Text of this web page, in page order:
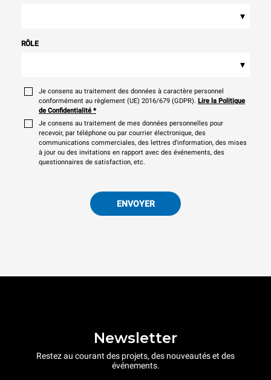
▾
RÔLE
▾
Je consens au traitement des données à caractère personnel
conformément au règlement (UE) 2016/679 (GDPR). Lire la Politique
de Confidentialité *
Je consens au traitement de mes données personnelles pour
recevoir, par téléphone ou par courrier électronique, des
communications commerciales, des lettres d'information, des mises
à jour ou des invitations en rapport avec des événements, des
questionnaires de satisfaction, etc.
ENVOYER
Newsletter
Restez au courant des projets, des nouveautés et des
événements.